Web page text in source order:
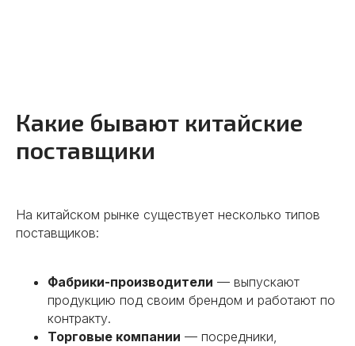
Какие бывают китайские
поставщики
На китайском рынке существует несколько типов
поставщиков:
Фабрики-производители — выпускают
продукцию под своим брендом и работают по
контракту.
Торговые компании — посредники,